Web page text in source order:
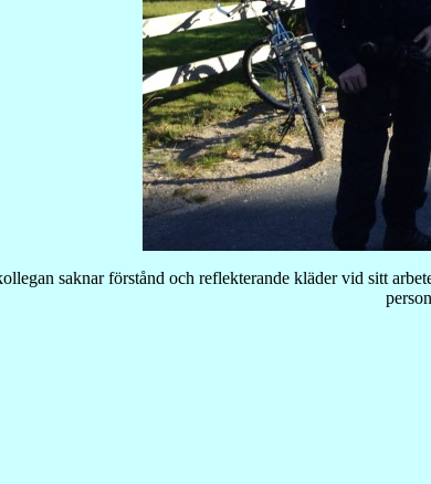
saknar förstånd och reflekterande kläder vid sitt